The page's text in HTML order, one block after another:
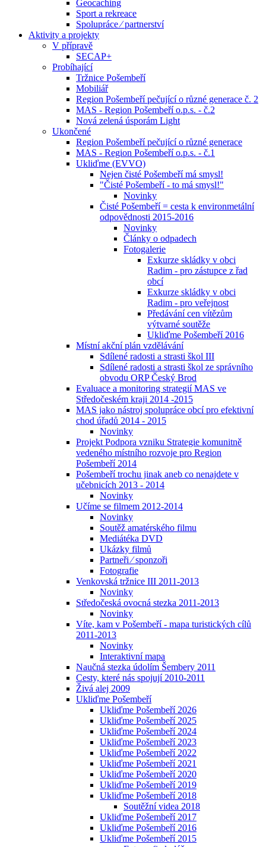
Geocaching
Sport a rekreace
Spolupráce ⁄ partnerství
Aktivity a projekty
V přípravě
SECAP+
Probíhající
Tržnice Pošembeří
Mobiliář
Region Pošembeří pečující o různé generace č. 2
MAS - Region Pošembeří o.p.s. - č.2
Nová zelená úsporám Light
Ukončené
Region Pošembeří pečující o různé generace
MAS - Region Pošembeří o.p.s. - č.1
Ukliďme (EVVO)
Nejen čisté Pošembeří má smysl!
"Čisté Pošembeří - to má smysl!"
Novinky
Čisté Pošembeří = cesta k environmetální
odpovědnosti 2015-2016
Novinky
Články o odpadech
Fotogalerie
Exkurze skládky v obci
Radim - pro zástupce z řad
obcí
Exkurze skládky v obci
Radim - pro veřejnost
Předávání cen vítězům
výtvarné soutěže
Ukliďme Pošembeří 2016
Místní akční plán vzdělávání
Sdílené radosti a strasti škol III
Sdílené radosti a strasti škol ze správního
obvodu ORP Český Brod
Evaluace a monitoring strategií MAS ve
Středočeském kraji 2014 -2015
MAS jako nástroj spolupráce obcí pro efektivní
chod úřadů 2014 - 2015
Novinky
Projekt Podpora vzniku Strategie komunitně
vedeného místního rozvoje pro Region
Pošembeří 2014
Pošembeří trochu jinak aneb co nenajdete v
učebnicích 2013 - 2014
Novinky
Učíme se filmem 2012-2014
Novinky
Soutěž amatérského filmu
Mediátéka DVD
Ukázky filmů
Partneři ⁄ sponzoři
Fotografie
Venkovská tržnice III 2011-2013
Novinky
Středočeská ovocná stezka 2011-2013
Novinky
Víte, kam v Pošembeří - mapa turistických cílů
2011-2013
Novinky
Interaktivní mapa
Naučná stezka údolím Šembery 2011
Cesty, které nás spojují 2010-2011
Živá alej 2009
Ukliďme Pošembeří
Ukliďme Pošembeří 2026
Ukliďme Pošembeří 2025
Ukliďme Pošembeří 2024
Ukliďme Pošembeří 2023
Ukliďme Pošembeří 2022
Ukliďme Pošembeří 2021
Ukliďme Pošembeří 2020
Ukliďme Pošembeří 2019
Ukliďme Pošembeří 2018
Soutěžní videa 2018
Ukliďme Pošembeří 2017
Ukliďme Pošembeří 2016
Ukliďme Pošembeří 2015